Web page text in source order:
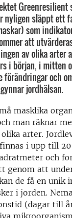
nyligen släppt ett
som
att
av olika arter
i början, i mitten
och
jordhälsan.
masklika
man räknar
arter.
i upp till
och
genom att
de få en unik
i jorden.
(dagar till